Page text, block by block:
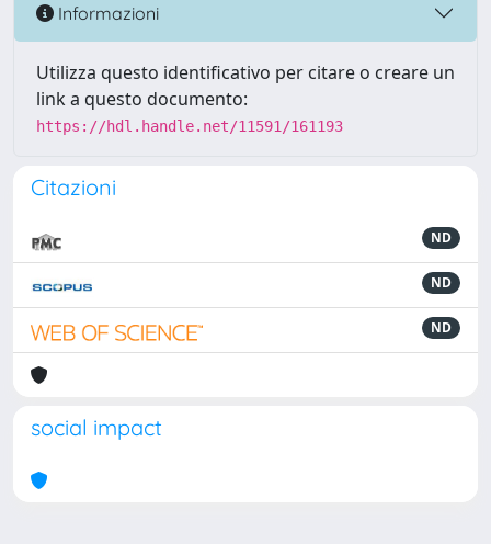
Informazioni
Utilizza questo identificativo per citare o creare un
link a questo documento:
https://hdl.handle.net/11591/161193
Citazioni
ND
ND
ND
social impact